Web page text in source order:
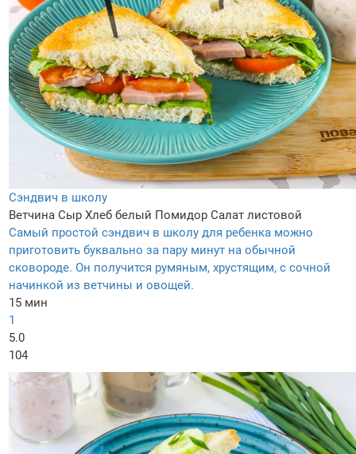
Сэндвич в школу
Ветчина Сыр Хлеб белый Помидор Салат листовой
Самый простой сэндвич в школу для ребенка можно
приготовить буквально за пару минут на обычной
сковороде. Он получится румяным, хрустящим, с сочной
начинкой из ветчины и овощей.
15 мин
1
5.0
104